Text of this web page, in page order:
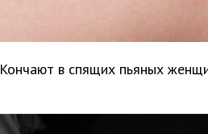
Кончают в спящих пьяных